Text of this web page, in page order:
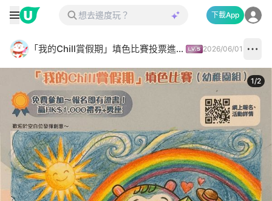
下載App
「我的Chill賞假期」填色比賽投票進行中✅ 2026/06/01
1/2